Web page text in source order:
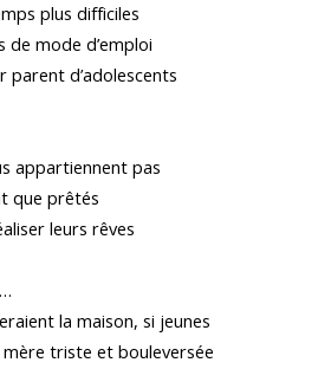
plus difficiles
de mode d’emploi
parent d’adolescents
appartiennent pas
que prêtés
leurs rêves
la maison, si jeunes
triste et bouleversée